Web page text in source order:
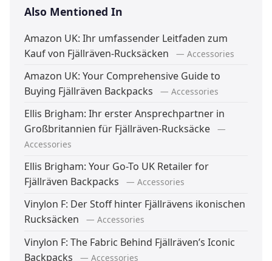
Also Mentioned In
Amazon UK: Ihr umfassender Leitfaden zum
Kauf von Fjällräven-Rucksäcken
— Accessories
Amazon UK: Your Comprehensive Guide to
Buying Fjällräven Backpacks
— Accessories
Ellis Brigham: Ihr erster Ansprechpartner in
Großbritannien für Fjällräven-Rucksäcke
—
Accessories
Ellis Brigham: Your Go-To UK Retailer for
Fjällräven Backpacks
— Accessories
Vinylon F: Der Stoff hinter Fjällrävens ikonischen
Rucksäcken
— Accessories
Vinylon F: The Fabric Behind Fjällräven’s Iconic
Backpacks
— Accessories